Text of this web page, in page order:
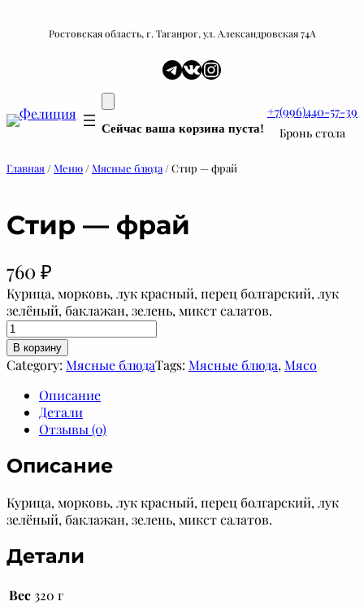
Ростовская область, г. Таганрог, ул. Александровская 74А
Telegram
ВКонтакте
Instagram
Сейчас ваша корзина пуста!
+7(996)440-57-39
Бронь стола
Главная / Меню / Мясные блюда / Стир — фрай
Стир — фрай
760 ₽
Курица, морковь, лук красный, перец болгарский, лук
зелёный, баклажан, зелень, микст салатов.
К
о
л
в
т
о
а
р
С
В корзину
Category: Мясные блюдаTags: Мясные блюда, Мясо
Описание
Детали
Отзывы (0)
Описание
Курица, морковь, лук красный, перец болгарский, лук
зелёный, баклажан, зелень, микст салатов.
Детали
Вес 320 г